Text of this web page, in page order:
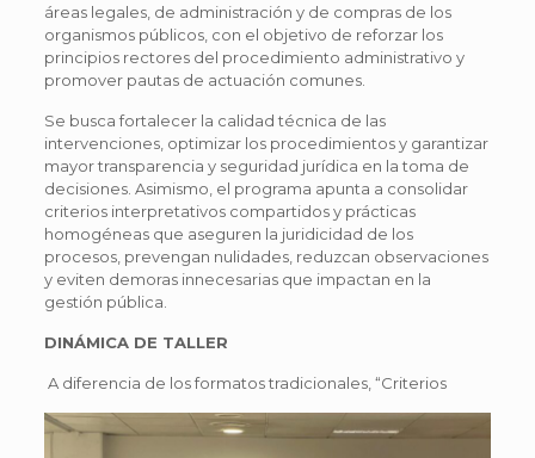
áreas legales, de administración y de compras de los
organismos públicos, con el objetivo de reforzar los
principios rectores del procedimiento administrativo y
promover pautas de actuación comunes.
Se busca fortalecer la calidad técnica de las
intervenciones, optimizar los procedimientos y garantizar
mayor transparencia y seguridad jurídica en la toma de
decisiones. Asimismo, el programa apunta a consolidar
criterios interpretativos compartidos y prácticas
homogéneas que aseguren la juridicidad de los
procesos, prevengan nulidades, reduzcan observaciones
y eviten demoras innecesarias que impactan en la
gestión pública.
DINÁMICA DE TALLER
A diferencia de los formatos tradicionales, “Criterios